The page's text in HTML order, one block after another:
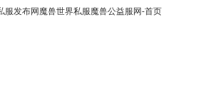
服发布网魔兽世界私服魔兽公益服网-首页